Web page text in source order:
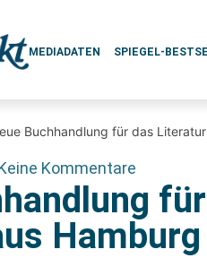
MEDIADATEN SPIEGEL-
Buchhandlung für das
Kommentare
Hamburg